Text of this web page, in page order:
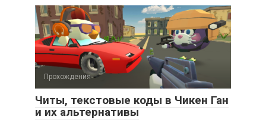
Прохождения
Читы, текстовые коды в Чикен Ган
и их альтернативы